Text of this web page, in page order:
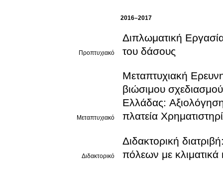
2016–2017
Προπτυχιακό
Διπλωματική
του δάσους
Μεταπτυχιακό
Μεταπτυχιακή
βιώσιμου σχεδιασμού
Ελλάδας:
πλατεία
Διδακτορικό
Διδακτορική
πόλεων με κλιματικά